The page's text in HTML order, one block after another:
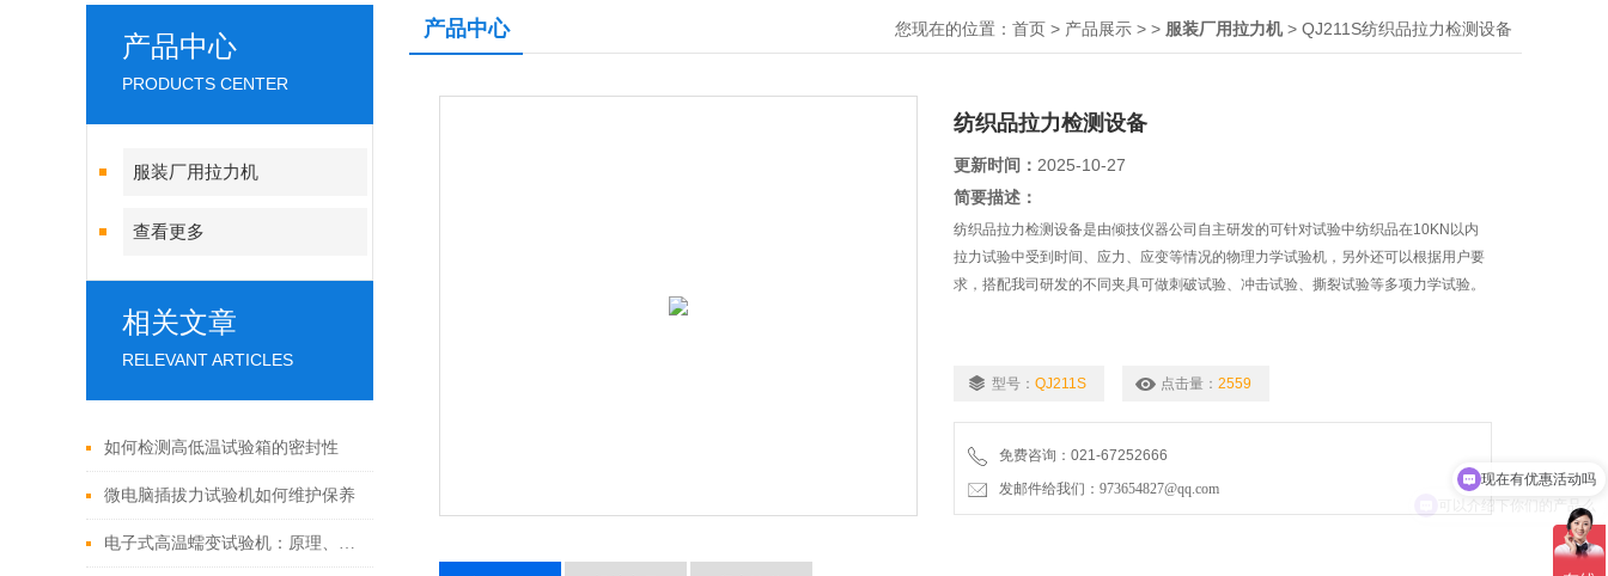
产品中心
PRODUCTS CENTER
服装厂用拉力机
查看更多
相关文章
RELEVANT ARTICLES
如何检测高低温试验箱的密封性
微电脑插拔力试验机如何维护保养
电子式高温蠕变试验机：原理、结构与应用深度解析
产品中心 您现在的位置： 首页 > 产品展示 > > 服装厂用拉力机> QJ211S纺织品拉力检测设备
纺织品拉力检测设备
更新时间： 2025-10-27
简要描述：
纺织品拉力检测设备是由倾技仪器公司自主研发的可针对试验中纺织品在10KN以内
拉力试验中受到时间、应力、应变等情况的物理力学试验机，另外还可以根据用户要
求，搭配我司研发的不同夹具可做刺破试验、冲击试验、撕裂试验等多项力学试验。
型号： QJ211S 点击量： 2559
免费咨询：021-67252666
发邮件给我们：973654827@qq.com
可以介绍下你们的产品么